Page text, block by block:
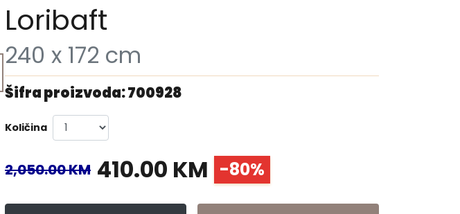
Loribaft
240 x 172 cm
Šifra proizvoda: 700928
Količina
2,050.00 KM 410.00 KM -80%